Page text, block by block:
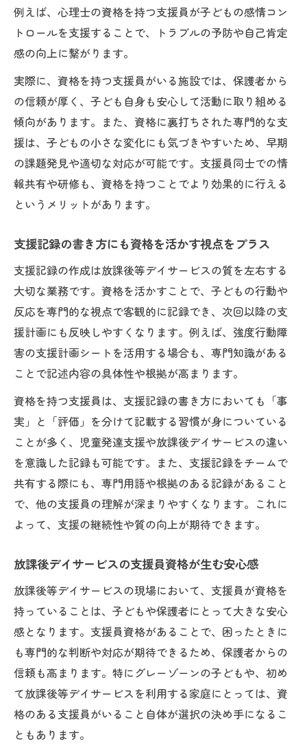
放課後等デイサービス支援員資格の強みを
発揮
保護者に安心感を与える資格を活かす支援
放課後等デイサービス支援で資格が光る瞬間
資格を活かす瞬間が放課後等デイ支援を変
える
支援員資格が光る現場の具体的なエピソー
ド
きる場面
資格を活かす工夫で子どもが成長を実感す
る時
資格を活かす支援員が見逃さない変化の兆
し
例えば、心理士の資格を持つ支援員が子どもの感情コン
トロールを支援することで、トラブルの予防や自己肯定
感の向上に繋がります。
実際に、資格を持つ支援員がいる施設では、保護者から
の信頼が厚く、子ども自身も安心して活動に取り組める
傾向があります。また、資格に裏打ちされた専門的な支
援は、子どもの小さな変化にも気づきやすいため、早期
の課題発見や適切な対応が可能です。支援員同士での情
報共有や研修も、資格を持つことでより効果的に行える
というメリットがあります。
支援記録の書き方にも資格を活かす視点をプラス
支援記録の作成は放課後等デイサービスの質を左右する
大切な業務です。資格を活かすことで、子どもの行動や
反応を専門的な視点で客観的に記録でき、次回以降の支
援計画にも反映しやすくなります。例えば、強度行動障
害の支援計画シートを活用する場合も、専門知識がある
ことで記述内容の具体性や根拠が高まります。
資格を持つ支援員は、支援記録の書き方においても「事
実」と「評価」を分けて記載する習慣が身についている
ことが多く、児童発達支援や放課後デイサービスの違い
を意識した記録も可能です。また、支援記録をチームで
共有する際にも、専門用語や根拠のある記録があること
で、他の支援員の理解が深まりやすくなります。これに
よって、支援の継続性や質の向上が期待できます。
放課後デイサービスの支援員資格が生む安心感
放課後等デイサービスの現場において、支援員が資格を
持っていることは、子どもや保護者にとって大きな安心
感となります。支援員資格があることで、困ったときに
も専門的な判断や対応が期待できるため、保護者からの
信頼も高まります。特にグレーゾーンの子どもや、初め
て放課後等デイサービスを利用する家庭にとっては、資
格のある支援員がいること自体が選択の決め手になるこ
ともあります。